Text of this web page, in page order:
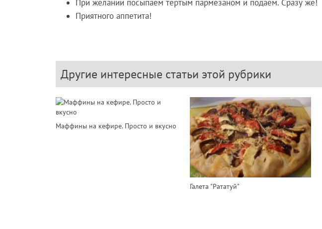
При желании посыпаем тертым пармезаном и подаем. Сразу же!
Приятного аппетита!
Другие интересные статьи этой рубрики
Маффины на кефире. Просто и вкусно
Галета "Рататуй"